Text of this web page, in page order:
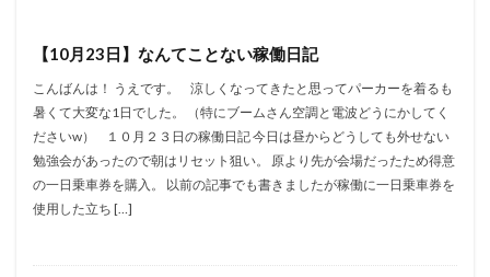
【10月23日】なんてことない稼働日記
こんばんは！ うえです。 涼しくなってきたと思ってパーカーを着るも
暑くて大変な1日でした。 （特にブームさん空調と電波どうにかしてく
ださいw） １０月２３日の稼働日記 今日は昼からどうしても外せない
勉強会があったので朝はリセット狙い。 原より先が会場だったため得意
の一日乗車券を購入。 以前の記事でも書きましたが稼働に一日乗車券を
使用した立ち […]
たまぴー
GW HEY!鏡
LBエヴァ
L絶対衝撃
MJ箱崎 OPA千鳥橋
SHOOTING
Twitter
zukyun いろはに愛姫
うしとら
おそ松さん
お盆 エヴァフェス
オバスロ
パーラーゾーン西新
ハッピー
ゾロ目
タロット